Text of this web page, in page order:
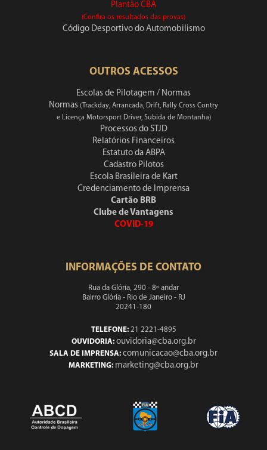
Plantão CBA
(Confira os resultados das provas)
Código Desportivo do Automobilismo
OUTROS ACESSOS
Escolas de Pilotagem / Normas
Normas (Trackday, Arrancada, Drift, Rally Cross Contry
e Licença Motorsport Driver, Subida de Montanha)
Processos do STJD
Relatórios Financeiros
Estatuto da ABPA
Cadastro Pilotos
Escola Brasileira de Kart
Credenciamento de Imprensa
Cartão BRB
Clube de Vantagens
COVID-19
INFORMAÇÕES DE CONTATO
Rua da Glória, 290 - 8º andar
Bairro Glória - Rio de Janeiro - RJ
20241-180
TELEFONE:21 2221-4895
OUVIDORIA: ouvidoria@cba.org.br
SALA DE IMPRENSA: comunicacao@cba.org.br
MARKETING: marketing@cba.org.br